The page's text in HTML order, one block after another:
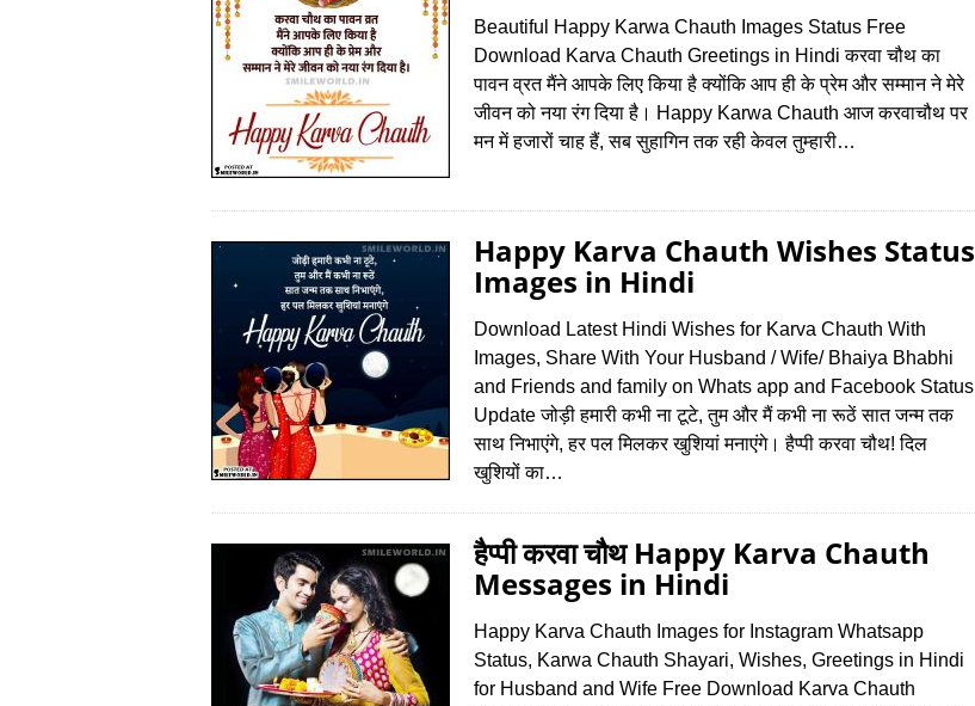
Beautiful Happy Karwa Chauth Images Status Free
Download Karva Chauth Greetings in Hindi करवा चौथ का
पावन व्रत मैंने आपके लिए किया है क्योंकि आप ही के प्रेम और सम्मान ने मेरे
जीवन को नया रंग दिया है। Happy Karwa Chauth आज करवाचौथ पर
मन में हजारों चाह हैं, सब सुहागिन तक रही केवल तुम्हारी…
Happy Karva Chauth Wishes Status
Images in Hindi
Download Latest Hindi Wishes for Karva Chauth With
Images, Share With Your Husband / Wife/ Bhaiya Bhabhi
and Friends and family on Whats app and Facebook Status
Update जोड़ी हमारी कभी ना टूटे, तुम और मैं कभी ना रूठें सात जन्म तक
साथ निभाएंगे, हर पल मिलकर खुशियां मनाएंगे। हैप्पी करवा चौथ! दिल
खुशियों का…
हैप्पी करवा चौथ Happy Karva Chauth
Messages in Hindi
Happy Karva Chauth Images for Instagram Whatsapp
Status, Karwa Chauth Shayari, Wishes, Greetings in Hindi
for Husband and Wife Free Download Karva Chauth